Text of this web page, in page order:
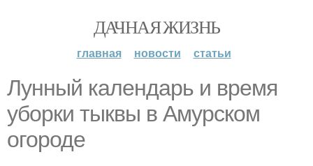
ДАЧНАЯ ЖИЗНЬ
главная новости статьи
Лунный календарь и время
уборки тыквы в Амурском
огороде